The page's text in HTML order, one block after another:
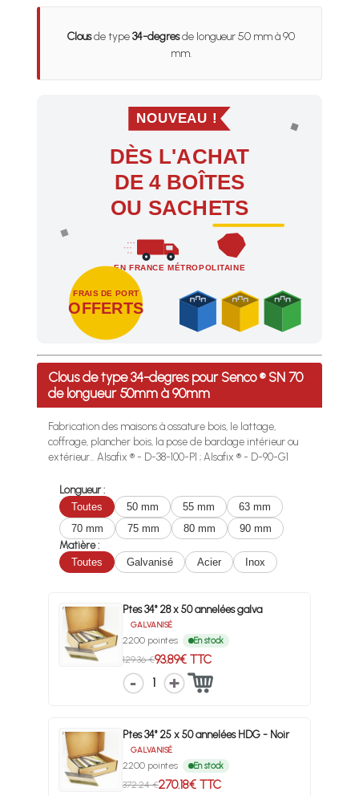
Clousde type34-degresde longueur 50 mm à 90
mm.
NOUVEAU !
DÈS L'ACHAT
DE 4 BOÎTES
OU SACHETS
EN FRANCE MÉTROPOLITAINE
FRAIS DE PORT
OFFERTS
Profitez des Frais de port offerts en France
Clous de type 34-degres pour Senco ® SN 70
de longueur 50mm à 90mm
Fabrication des maisons à ossature bois, le lattage,
coffrage, plancher bois, la pose de bardage intérieur ou
extérieur... Alsafix ® - D-38-100-P1 ; Alsafix ® - D-90-G1
Longueur :
Toutes
50 mm 55 mm
63 mm
70 mm
75 mm 80 mm
90 mm
Matière :
Toutes
Galvanisé Acier Inox
Ptes 34° 28 x 50 annelées galva
GALVANISÉ
2200 pointes En stock
129.36 €93.89€ TTC
1
Ptes 34° 25 x 50 annelées HDG - Noir
GALVANISÉ
2200 pointes En stock
372.24 €270.18€ TTC